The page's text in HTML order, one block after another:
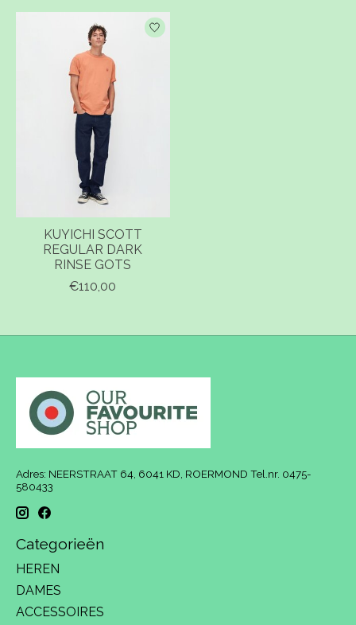
KUYICHI SCOTT
REGULAR DARK
RINSE GOTS
€110,00
Adres: NEERSTRAAT 64, 6041 KD, ROERMOND Tel.nr. 0475-
580433
Categorieën
HEREN
DAMES
ACCESSOIRES